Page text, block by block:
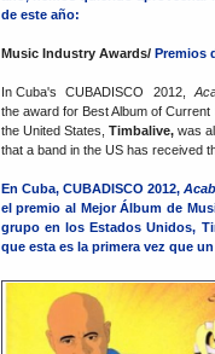
de este año:
Music Industry Awards/Premios
In Cuba's CUBADISCO 2012,
the award for Best Album of
the United States, Timbalive,was
that a band in the US has received
En Cuba, CUBADISCO 2012,
el premio al Mejor Álbum de
grupo en los Estados Unidos,
que esta es la primera vez que